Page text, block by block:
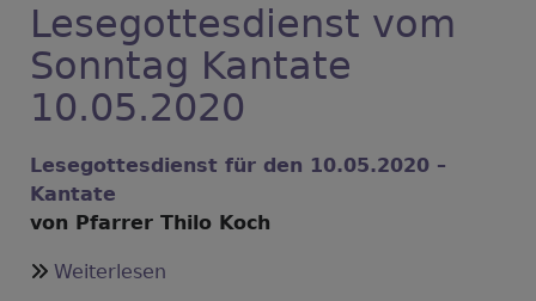
Kantate
Lesegottesdienst vom
Sonntag Kantate
10.05.2020
Lesegottesdienst für den 10.05.2020 –
Kantate
von Pfarrer Thilo Koch
Weiterlesen